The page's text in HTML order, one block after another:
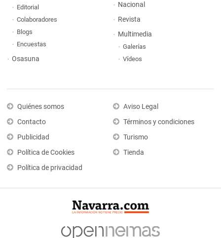
Editorial
Colaboradores
Blogs
Encuestas
Osasuna
Nacional
Revista
Multimedia
Galerías
Vídeos
Quiénes somos
Contacto
Publicidad
Política de Cookies
Política de privacidad
Aviso Legal
Términos y condiciones
Turismo
Tienda